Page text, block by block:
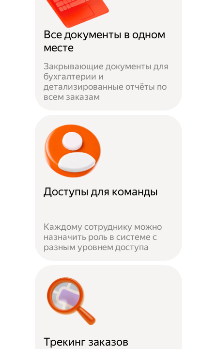
Все документы в одном
месте
Закрывающие документы для
бухгалтерии и
детализированные отчёты по
всем заказам
Доступы для команды
Каждому сотруднику можно
назначить роль в системе с
разным уровнем доступа
Трекинг заказов